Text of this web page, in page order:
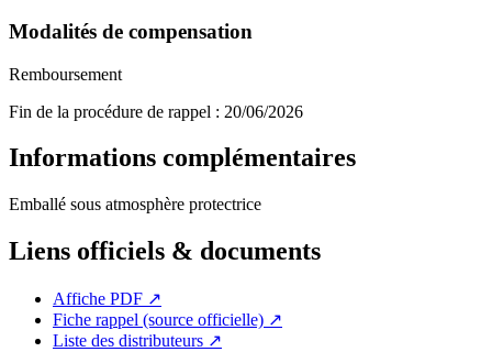
Modalités de compensation
Remboursement
Fin de la procédure de rappel : 20/06/2026
Informations complémentaires
Emballé sous atmosphère protectrice
Liens officiels & documents
Affiche PDF ↗
Fiche rappel (source officielle) ↗
Liste des distributeurs ↗